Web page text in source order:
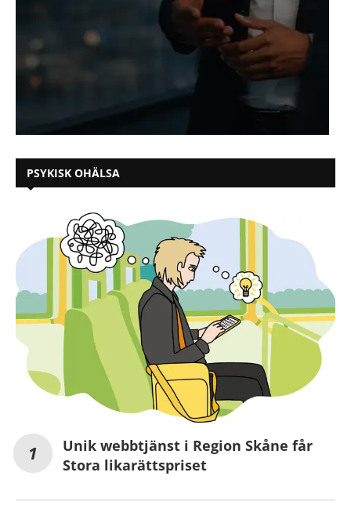
PSYKISK OHÄLSA
Unik webbtjänst i Region Skåne får
Stora likarättspriset